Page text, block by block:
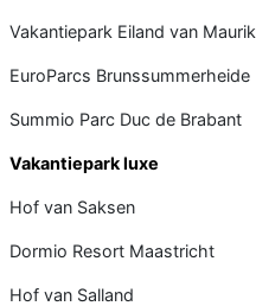
Vakantiepark Eiland van Maurik
EuroParcs Brunssummer­heide
Summio Parc Duc de Brabant
Vakantiepark luxe
Hof van Saksen
Dormio Resort Maastricht
Hof van Salland